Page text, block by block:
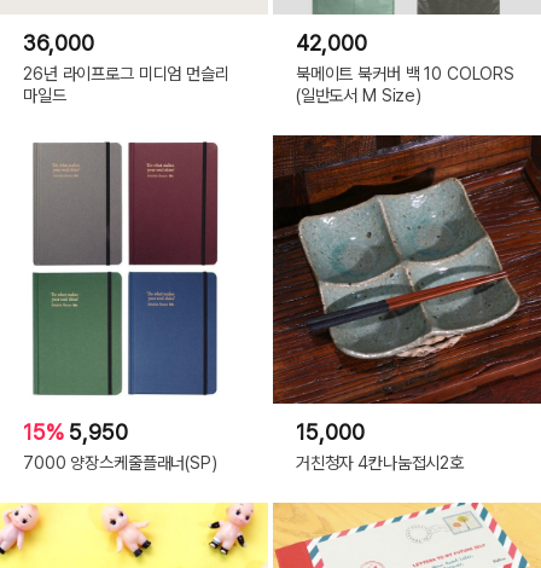
36,000
26년 라이프로그 미디엄 먼슬리
마일드
42,000
북메이트 북커버 백 10 COLORS
(일반도서 M Size)
15% 5,950
7000 양장스케줄플래너(SP)
15,000
거친청자 4칸나눔접시2호